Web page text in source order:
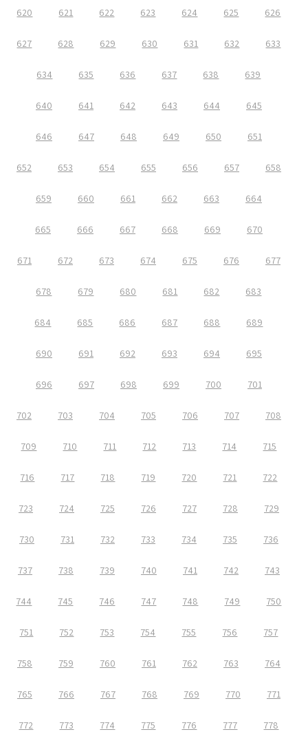
620 621 622 623 624 625 626
627 628 629 630 631 632 633
634 635 636 637 638 639
640 641 642 643 644 645
646 647 648 649 650 651
652 653 654 655 656 657 658
659 660 661 662 663 664
665 666 667 668 669 670
671 672 673 674 675 676 677
678 679 680 681 682 683
684 685 686 687 688 689
690 691 692 693 694 695
696 697 698 699 700 701
702 703 704 705 706 707 708
709 710 711 712 713 714 715
716 717 718 719 720 721 722
723 724 725 726 727 728 729
730 731 732 733 734 735 736
737 738 739 740 741 742 743
744 745 746 747 748 749 750
751 752 753 754 755 756 757
758 759 760 761 762 763 764
765 766 767 768 769 770 771
772 773 774 775 776 777 778